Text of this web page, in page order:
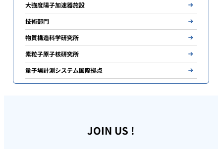
大強度陽子加速器施設
技術部門
物質構造科学研究所
素粒子原子核研究所
量子場計測システム国際拠点
JOIN US !